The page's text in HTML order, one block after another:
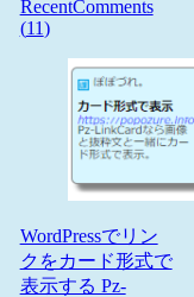
RecentComments
(11)
WordPressでリン
クをカード形式で
表示する Pz-